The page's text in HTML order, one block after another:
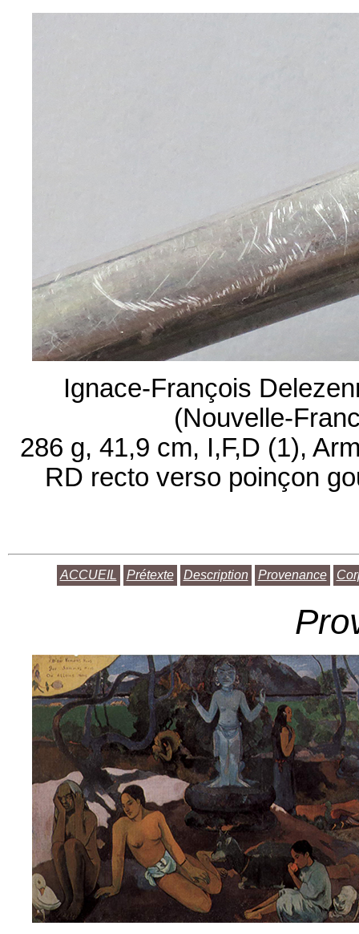
Ignace-François
(Nouvelle-
286 g, 41,9 cm, I,F,D (1),
RD recto verso poinçon
ACCUEIL Prétexte Description Provenance